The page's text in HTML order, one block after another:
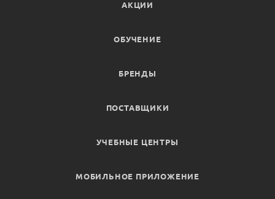
АКЦИИ
ОБУЧЕНИЕ
БРЕНДЫ
ПОСТАВЩИКИ
УЧЕБНЫЕ ЦЕНТРЫ
МОБИЛЬНОЕ ПРИЛОЖЕНИЕ